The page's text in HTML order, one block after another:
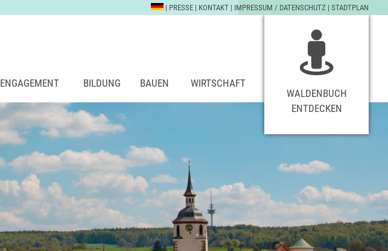
| PRESSE | KONTAKT | IMPRESSUM / DATENSCHUTZ | STADTPLAN
ENGAGEMENT BILDUNG BAUEN
WIRTSCHAFT
WALDENBUCH
ENTDECKEN